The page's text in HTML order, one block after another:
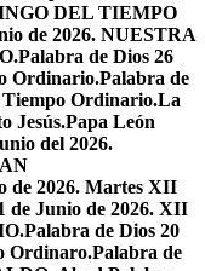
DEL TIEMPO
de 2026. NUESTRA
Palabra de Dios 26
Ordinario.Palabra de
Tiempo Ordinario.La
Jesús.Papa León
del 2026.
de 2026. Martes XII
de Junio de 2026. XII
Palabra de Dios 20
Ordinaro.Palabra de